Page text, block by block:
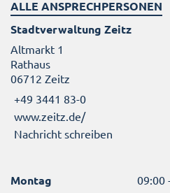
ALLE ANSPRECHPERSONEN
Stadtverwaltung Zeitz
Altmarkt 1
Rathaus
06712 Zeitz
+49 3441 83-0
www.zeitz.de/
Nachricht schreiben
Montag 09:00